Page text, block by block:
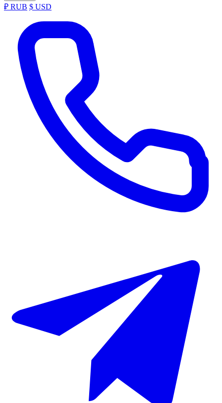
₽ RUB $ USD